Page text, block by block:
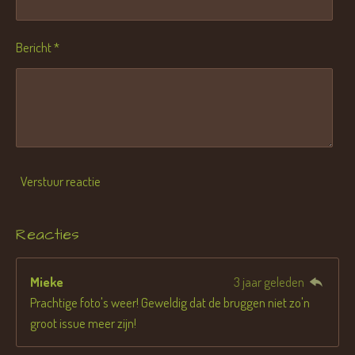
Bericht *
Verstuur reactie
Reacties
Mieke
3 jaar geleden
Prachtige foto's weer! Geweldig dat de bruggen niet zo'n
groot issue meer zijn!